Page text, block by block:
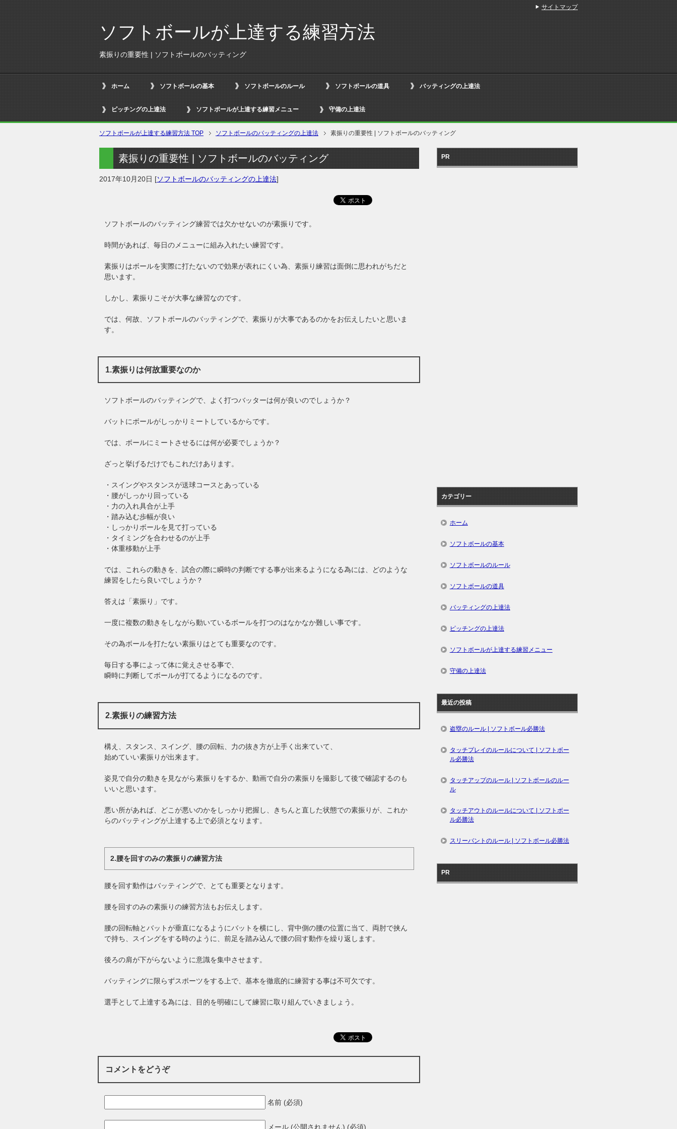
ソフトボールが上達する練習方法
素振りの重要性 | ソフトボールのバッティング
ホーム ソフトボールの基本 ソフトボールのルール ソフトボールの道具 バッティングの上達法
ピッチングの上達法 ソフトボールが上達する練習メニュー 守備の上達法
ソフトボールが上達する練習方法 TOP ソフトボールのバッティングの上達法 素振りの重要性 | ソフトボールのバッティング
素振りの重要性 | ソフトボールのバッティング
2017年10月20日 [ソフトボールのバッティングの上達法]
ソフトボールのバッティング練習では欠かせないのが素振りです。
時間があれば、毎日のメニューに組み入れたい練習です。
素振りはボールを実際に打たないので効果が表れにくい為、素振り練習は面倒に思われがちだと
思います。
しかし、素振りこそが大事な練習なのです。
では、何故、ソフトボールのバッティングで、素振りが大事であるのかをお伝えしたいと思いま
す。
1.素振りは何故重要なのか
ソフトボールのバッティングで、よく打つバッターは何が良いのでしょうか？
バットにボールがしっかりミートしているからです。
では、ボールにミートさせるには何が必要でしょうか？
ざっと挙げるだけでもこれだけあります。
・スイングやスタンスが送球コースとあっている
・腰がしっかり回っている
・力の入れ具合が上手
・踏み込む歩幅が良い
・しっかりボールを見て打っている
・タイミングを合わせるのが上手
・体重移動が上手
では、これらの動きを、試合の際に瞬時の判断でする事が出来るようになる為には、どのような
練習をしたら良いでしょうか？
答えは「素振り」です。
一度に複数の動きをしながら動いているボールを打つのはなかなか難しい事です。
その為ボールを打たない素振りはとても重要なのです。
毎日する事によって体に覚えさせる事で、
瞬時に判断してボールが打てるようになるのです。
2.素振りの練習方法
構え、スタンス、スイング、腰の回転、力の抜き方が上手く出来ていて、
始めていい素振りが出来ます。
姿見で自分の動きを見ながら素振りをするか、動画で自分の素振りを撮影して後で確認するのも
いいと思います。
悪い所があれば、どこが悪いのかをしっかり把握し、きちんと直した状態での素振りが、これか
らのバッティングが上達する上で必須となります。
2.腰を回すのみの素振りの練習方法
腰を回す動作はバッティングで、とても重要となります。
腰を回すのみの素振りの練習方法もお伝えします。
腰の回転軸とバットが垂直になるようにバットを横にし、背中側の腰の位置に当て、両肘で挟ん
で持ち、スイングをする時のように、前足を踏み込んで腰の回す動作を繰り返します。
後ろの肩が下がらないように意識を集中させます。
バッティングに限らずスポーツをする上で、基本を徹底的に練習する事は不可欠です。
選手として上達する為には、目的を明確にして練習に取り組んでいきましょう。
コメントをどうぞ
名前 (必須)
メール (公開されません) (必須)
PR
カテゴリー
ホーム
ソフトボールの基本
ソフトボールのルール
ソフトボールの道具
バッティングの上達法
ピッチングの上達法
ソフトボールが上達する練習メニュー
守備の上達法
最近の投稿
盗塁のルール | ソフトボール必勝法
タッチプレイのルールについて | ソフトボー
ル必勝法
タッチアップのルール | ソフトボールのルー
ル
タッチアウトのルールについて | ソフトボー
ル必勝法
スリーバントのルール | ソフトボール必勝法
PR
サイトマップ